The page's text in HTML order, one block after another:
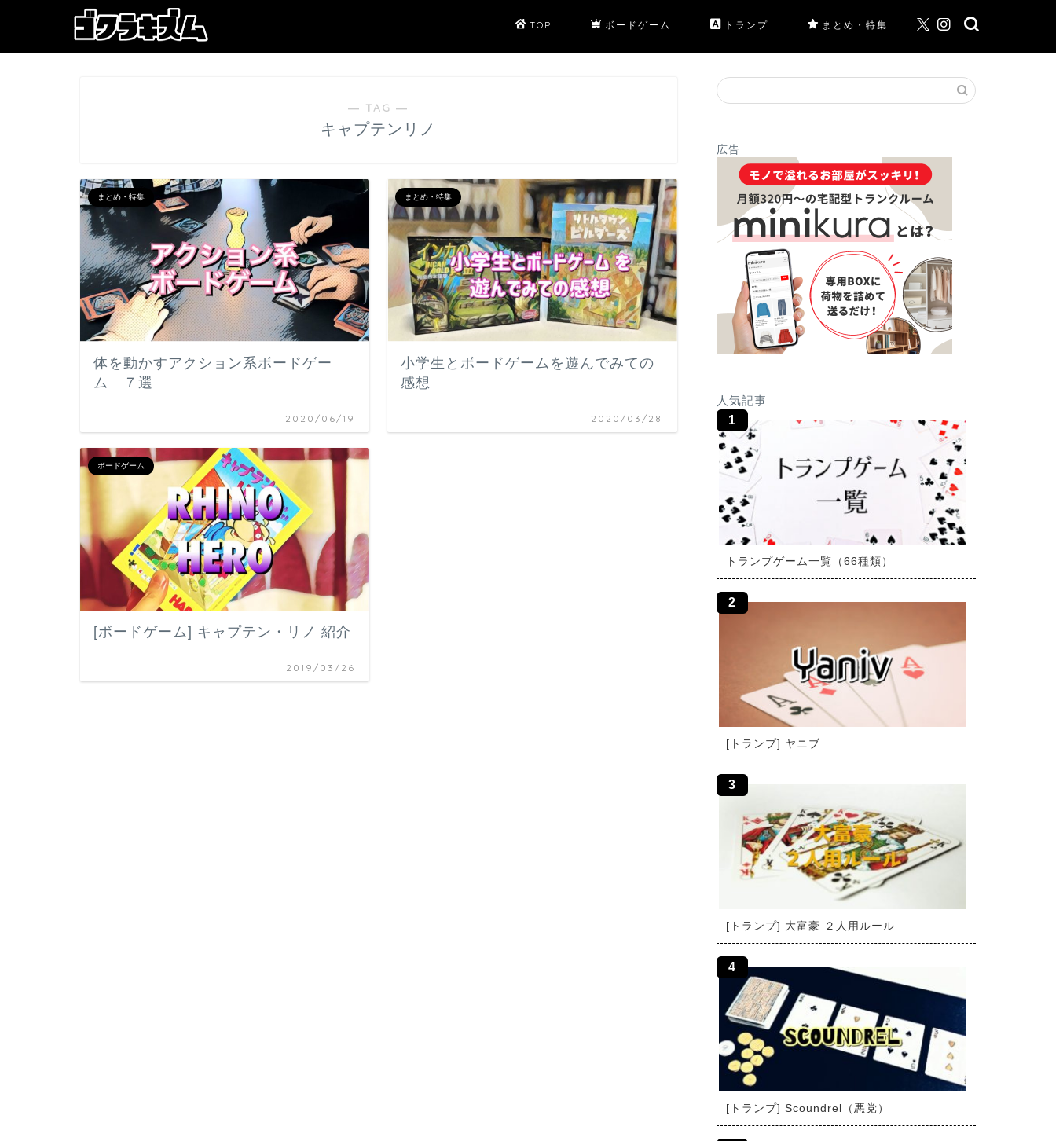
TOP ボードゲーム トランプ まとめ・特集
― TAG ―
キャプテンリノ
まとめ・特集
体を動かすアクション系ボードゲー
ム ７選
2020/06/19
まとめ・特集
小学生とボードゲームを遊んでみての
感想
2020/03/28
ボードゲーム
[ボードゲーム] キャプテン・リノ 紹介
2019/03/26
広告
人気記事
トランプゲーム一覧（66種類）
[トランプ] ヤニブ
[トランプ] 大富豪 ２人用ルール
[トランプ] Scoundrel（悪党）